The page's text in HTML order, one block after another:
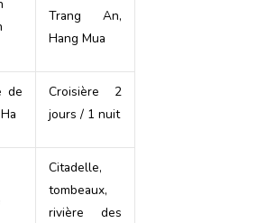
Trang An,
Hang Mua
de
Croisière 2
jours / 1 nuit
Citadelle,
tombeaux,
rivière des